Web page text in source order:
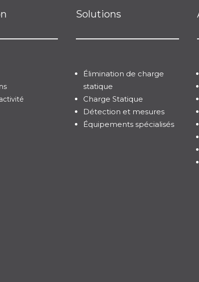
Solutions
Élimination de charge
statique
Charge Statique
Détection et mesures
Équipements spécialisés